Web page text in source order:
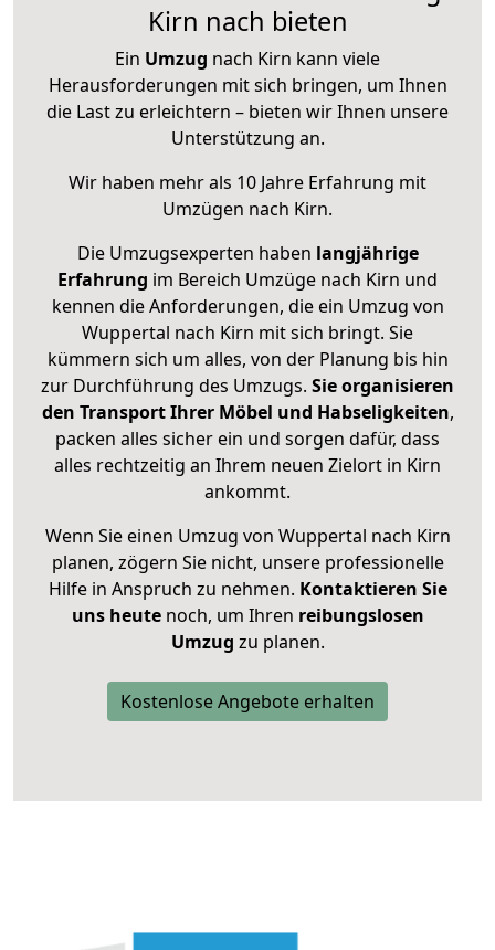
Kirn nach bieten
Ein Umzug nach Kirn kann viele
Herausforderungen mit sich bringen, um Ihnen
die Last zu erleichtern – bieten wir Ihnen unsere
Unterstützung an.
Wir haben mehr als 10 Jahre Erfahrung mit
Umzügen nach Kirn.
Die Umzugsexperten haben langjährige
Erfahrung im Bereich Umzüge nach Kirn und
kennen die Anforderungen, die ein Umzug von
Wuppertal nach Kirn mit sich bringt. Sie
kümmern sich um alles, von der Planung bis hin
zur Durchführung des Umzugs. Sie organisieren
den Transport Ihrer Möbel und Habseligkeiten,
packen alles sicher ein und sorgen dafür, dass
alles rechtzeitig an Ihrem neuen Zielort in Kirn
ankommt.
Wenn Sie einen Umzug von Wuppertal nach Kirn
planen, zögern Sie nicht, unsere professionelle
Hilfe in Anspruch zu nehmen. Kontaktieren Sie
uns heutenoch, um Ihren reibungslosen
Umzug zu planen.
Kostenlose Angebote erhalten